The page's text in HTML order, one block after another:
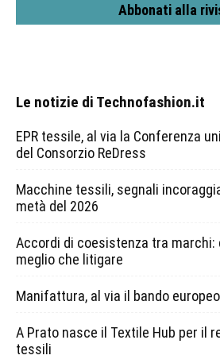
Abbonati alla
Le notizie di Technofashion.it
EPR tessile, al via la Conferenza
del Consorzio ReDress
Macchine tessili, segnali
metà del 2026
Accordi di coesistenza tra marchi:
meglio che litigare
Manifattura, al via il bando europeo
A Prato nasce il Textile Hub per il
tessili